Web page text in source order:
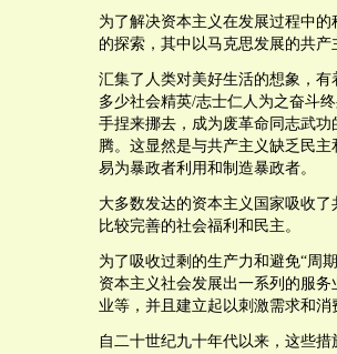
为了解决资本主义在发展过程中
的探索，其中以马克思发展的共产
汇集了人类对美好生活的想象，
多少社会精英/志士仁人为之奋斗
手捏来挪去，成为废革命同志武
腾。这显然是与共产主义缺乏民
易为暴政者利用和制造暴政者。
大多数发达的资本主义国家吸收
比较完善的社会福利和民主。
为了吸收过剩的生产力和避免“周
资本主义社会发展出一系列的服
业等，并且建立起以刺激需求和
自二十世纪九十年代以来，这些